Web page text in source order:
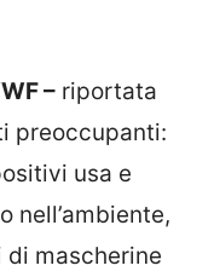
– riportata
preoccupanti:
usa e
nell’ambiente,
di mascherine